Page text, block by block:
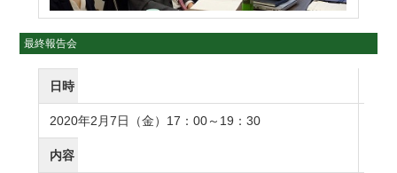
最終報告会
日時
2020年2月7日（金）17：00～19：30
内容